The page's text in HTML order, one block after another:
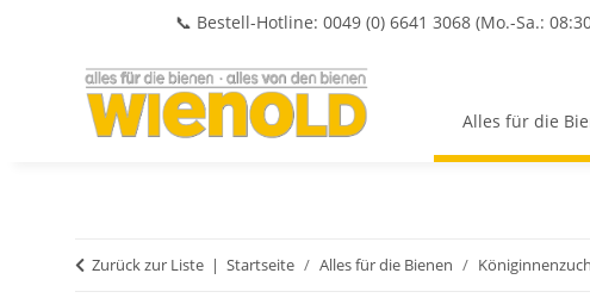
📞 Bestell-Hotline: 0049 (0) 6641 3068 (Mo.-Sa.:
Alles für die
Zurück zur Liste Startseite Alles für die Bienen